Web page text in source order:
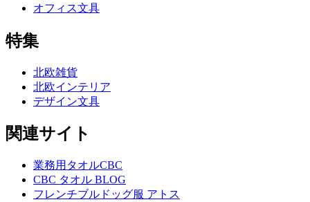
オフィス文具
特集
北欧雑貨
北欧インテリア
デザイン文具
関連サイト
業務用タオルCBC
CBC タオル BLOG
フレンチブルドッグ服 アトス